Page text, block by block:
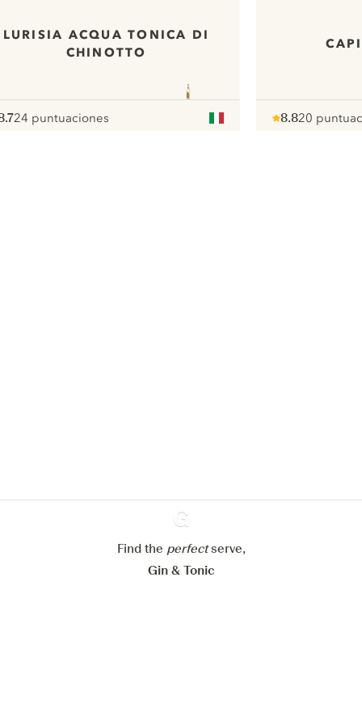
LURISIA ACQUA TONICA DI
CHINOTTO
pour
24 puntuaciones
8.8
pour
20
Ginventory
Find the perfectserve,
Gin & Tonic
Paramétrer mes cookies
Refuser tout Accepter tout